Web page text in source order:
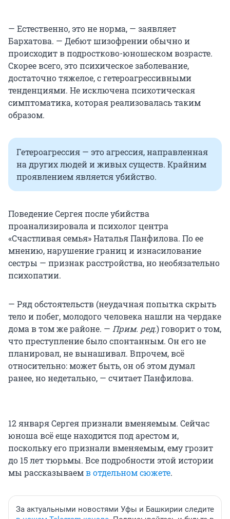
— Естественно, это не норма, — заявляет
Бархатова. — Дебют шизофрении обычно и
происходит в подростково-юношеском возрасте.
Скорее всего, это психическое заболевание,
достаточно тяжелое, с гетероагрессивными
тенденциями. Не исключена психотическая
симптоматика, которая реализовалась таким
образом.
Гетероагрессия — это агрессия, направленная
на других людей и живых существ. Крайним
проявлением является убийство.
Поведение Сергея после убийства
проанализировала и психолог центра
«Счастливая семья» Наталья Панфилова. По ее
мнению, нарушение границ и изнасилование
сестры — признак расстройства, но необязательно
психопатии.
— Ряд обстоятельств (неудачная попытка скрыть
тело и побег, молодого человека нашли на чердаке
дома в том же районе. — Прим. ред.) говорит о том,
что преступление было спонтанным. Он его не
планировал, не вынашивал. Впрочем, всё
относительно: может быть, он об этом думал
ранее, но недетально, — считает Панфилова.
12 января Сергея признали вменяемым. Сейчас
юноша всё еще находится под арестом и,
поскольку его признали вменяемым, ему грозит
до 15 лет тюрьмы. Все подробности этой истории
мы рассказываемв отдельном сюжете.
За актуальными новостями Уфы и Башкирии следите